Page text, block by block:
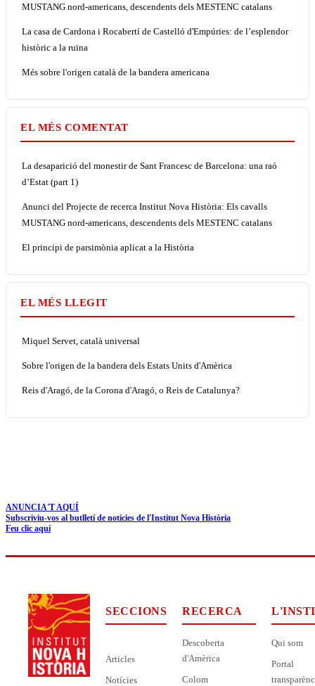
MUSTANG nord-americans, descendents dels MESTENC catalans
La casa de Cardona i Rocabertí de Castelló d'Empúries: de l’esplendor
històric a la ruïna
Més sobre l'origen català de la bandera americana
EL MÉS COMENTAT
La desaparició del monestir de Sant Francesc de Barcelona: una raó
d’Estat (part 1)
Anunci del Projecte de recerca Institut Nova Història: Els cavalls
MUSTANG nord-americans, descendents dels MESTENC catalans
El principi de parsimònia aplicat a la Història
EL MÉS LLEGIT
Miquel Servet, català universal
Sobre l'origen de la bandera dels Estats Units d'Amèrica
Reis d'Aragó, de la Corona d'Aragó, o Reis de Catalunya?
ANUNCIA'T AQUÍ
Subscriviu-vos al butlletí de notícies de l'Institut Nova Història
Feu clic aquí
SECCIONS
Articles
Notícies
RECERCA
Descoberta
d'Amèrica
Colom
Qui som
Portal